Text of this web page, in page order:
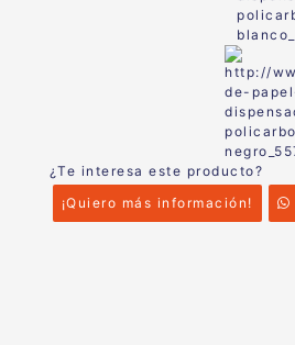
¿Te interesa este producto?
¡Quiero más información!